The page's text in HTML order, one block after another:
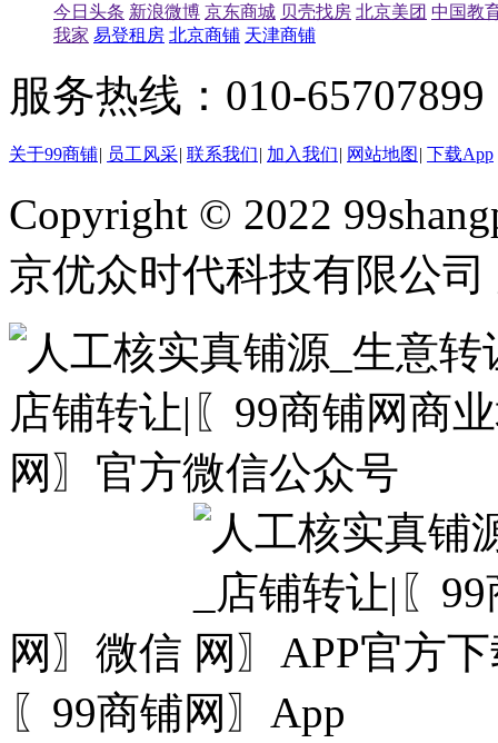
今日头条 新浪微博 京东商城 贝壳找房 北京美团 中国教
我家 易登租房 北京商铺 天津商铺
服务热线：010-
关于99商铺| 员工风采| 联系我们| 加入我们| 网站地图 | 下载App
Copyright © 2022
京优众时代科技有限公
网〗微信
〖99商铺网〗App